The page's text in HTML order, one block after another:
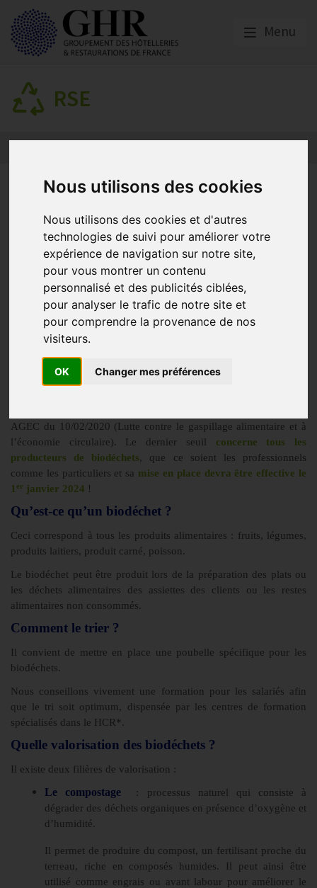
Nous utilisons des cookies
Nous utilisons des cookies et d'autres
technologies de suivi pour améliorer votre
expérience de navigation sur notre site,
pour vous montrer un contenu
personnalisé et des publicités ciblées,
pour analyser le trafic de notre site et
pour comprendre la provenance de nos
visiteurs.
OK Changer mes préférences
Menu
RSE
LES FUTURES OBLIGATIONS
DE TRI DES BIODECHETS -
31/12/2023
29/12/2023
La collecte et le tri des biodéchets pour la branche de la
restauration n’est pas nouvelle, elle impose aux « gros
producteurs » de biodéchets depuis 2012 d’en assurer le tri à la
source et d’opter pour une solution de valorisation.
AGEC du 10/02/2020 (Lutte contre le gaspillage alimentaire et à
l’économie circulaire). Le dernier seuil concerne tous les
producteurs de biodéchets, que ce soient les professionnels
comme les particuliers et sa mise en place devra être effective le
1 er janvier 2024 !
Qu’est-ce qu’un biodéchet ?
Ceci correspond à tous les produits alimentaires : fruits, légumes,
produits laitiers, produit carné, poisson.
Le biodéchet peut être produit lors de la préparation des plats ou
les déchets alimentaires des assiettes des clients ou les restes
alimentaires non consommés.
Comment le trier ?
Il convient de mettre en place une poubelle spécifique pour les
biodéchets.
Nous conseillons vivement une formation pour les salariés afin
que le tri soit optimum, dispensée par les centres de formation
spécialisés dans le HCR*.
Quelle valorisation des biodéchets ?
Il existe deux filières de valorisation :
Le compostage
: processus naturel qui consiste à
dégrader des déchets organiques en présence d’oxygène et
d’humidité.
Il permet de produire du compost, un fertilisant proche du
terreau, riche en composés humides. Il peut ainsi être
utilisé comme engrais ou avant labour pour améliorer le